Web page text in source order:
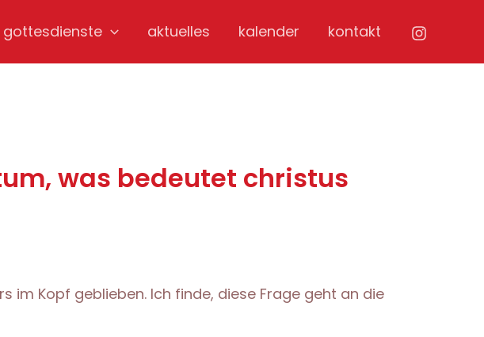
gottesdienste aktuelles kalender kontakt
was bedeutet christus
im Kopf geblieben. Ich finde, diese Frage geht an die